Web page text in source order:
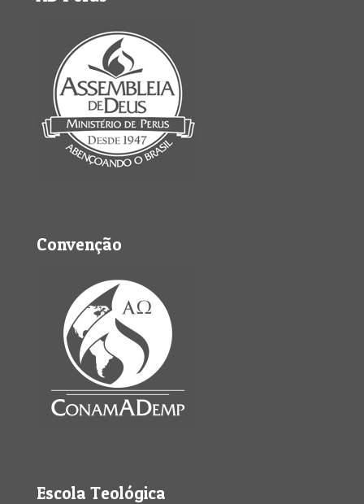
Convenção
Escola Teológica